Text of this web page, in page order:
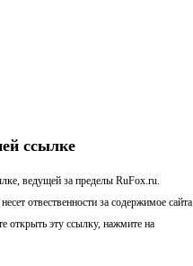
ссылке
ведущей за пределы RuFox.ru.
отвественности за содержимое сайта
открыть эту ссылку, нажмите на